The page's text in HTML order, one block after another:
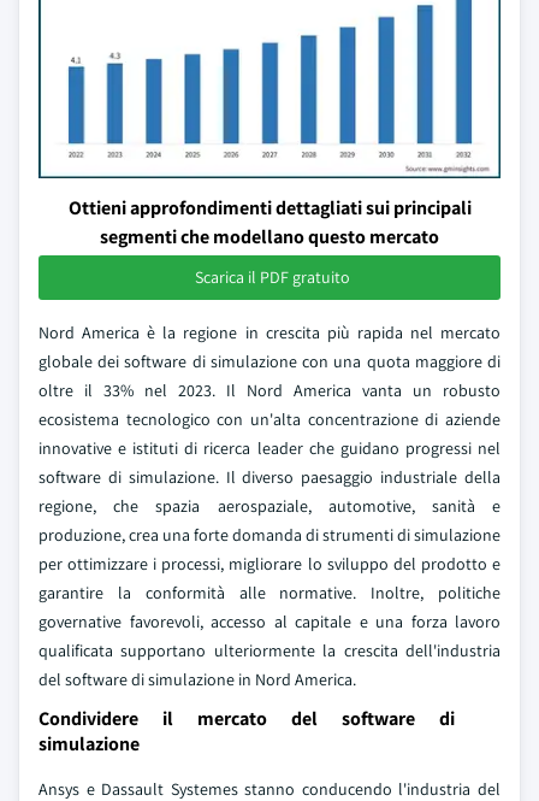
Ottieni approfondimenti dettagliati sui principali
segmenti che modellano questo mercato
Scarica il PDF gratuito
Nord America è la regione in crescita più rapida nel mercato
globale dei software di simulazione con una quota maggiore di
oltre il 33% nel 2023. Il Nord America vanta un robusto
ecosistema tecnologico con un'alta concentrazione di aziende
innovative e istituti di ricerca leader che guidano progressi nel
software di simulazione. Il diverso paesaggio industriale della
regione, che spazia aerospaziale, automotive, sanità e
produzione, crea una forte domanda di strumenti di simulazione
per ottimizzare i processi, migliorare lo sviluppo del prodotto e
garantire la conformità alle normative. Inoltre, politiche
governative favorevoli, accesso al capitale e una forza lavoro
qualificata supportano ulteriormente la crescita dell'industria
del software di simulazione in Nord America.
Condividere il mercato del software di
simulazione
Ansys e Dassault Systemes stanno conducendo l'industria del